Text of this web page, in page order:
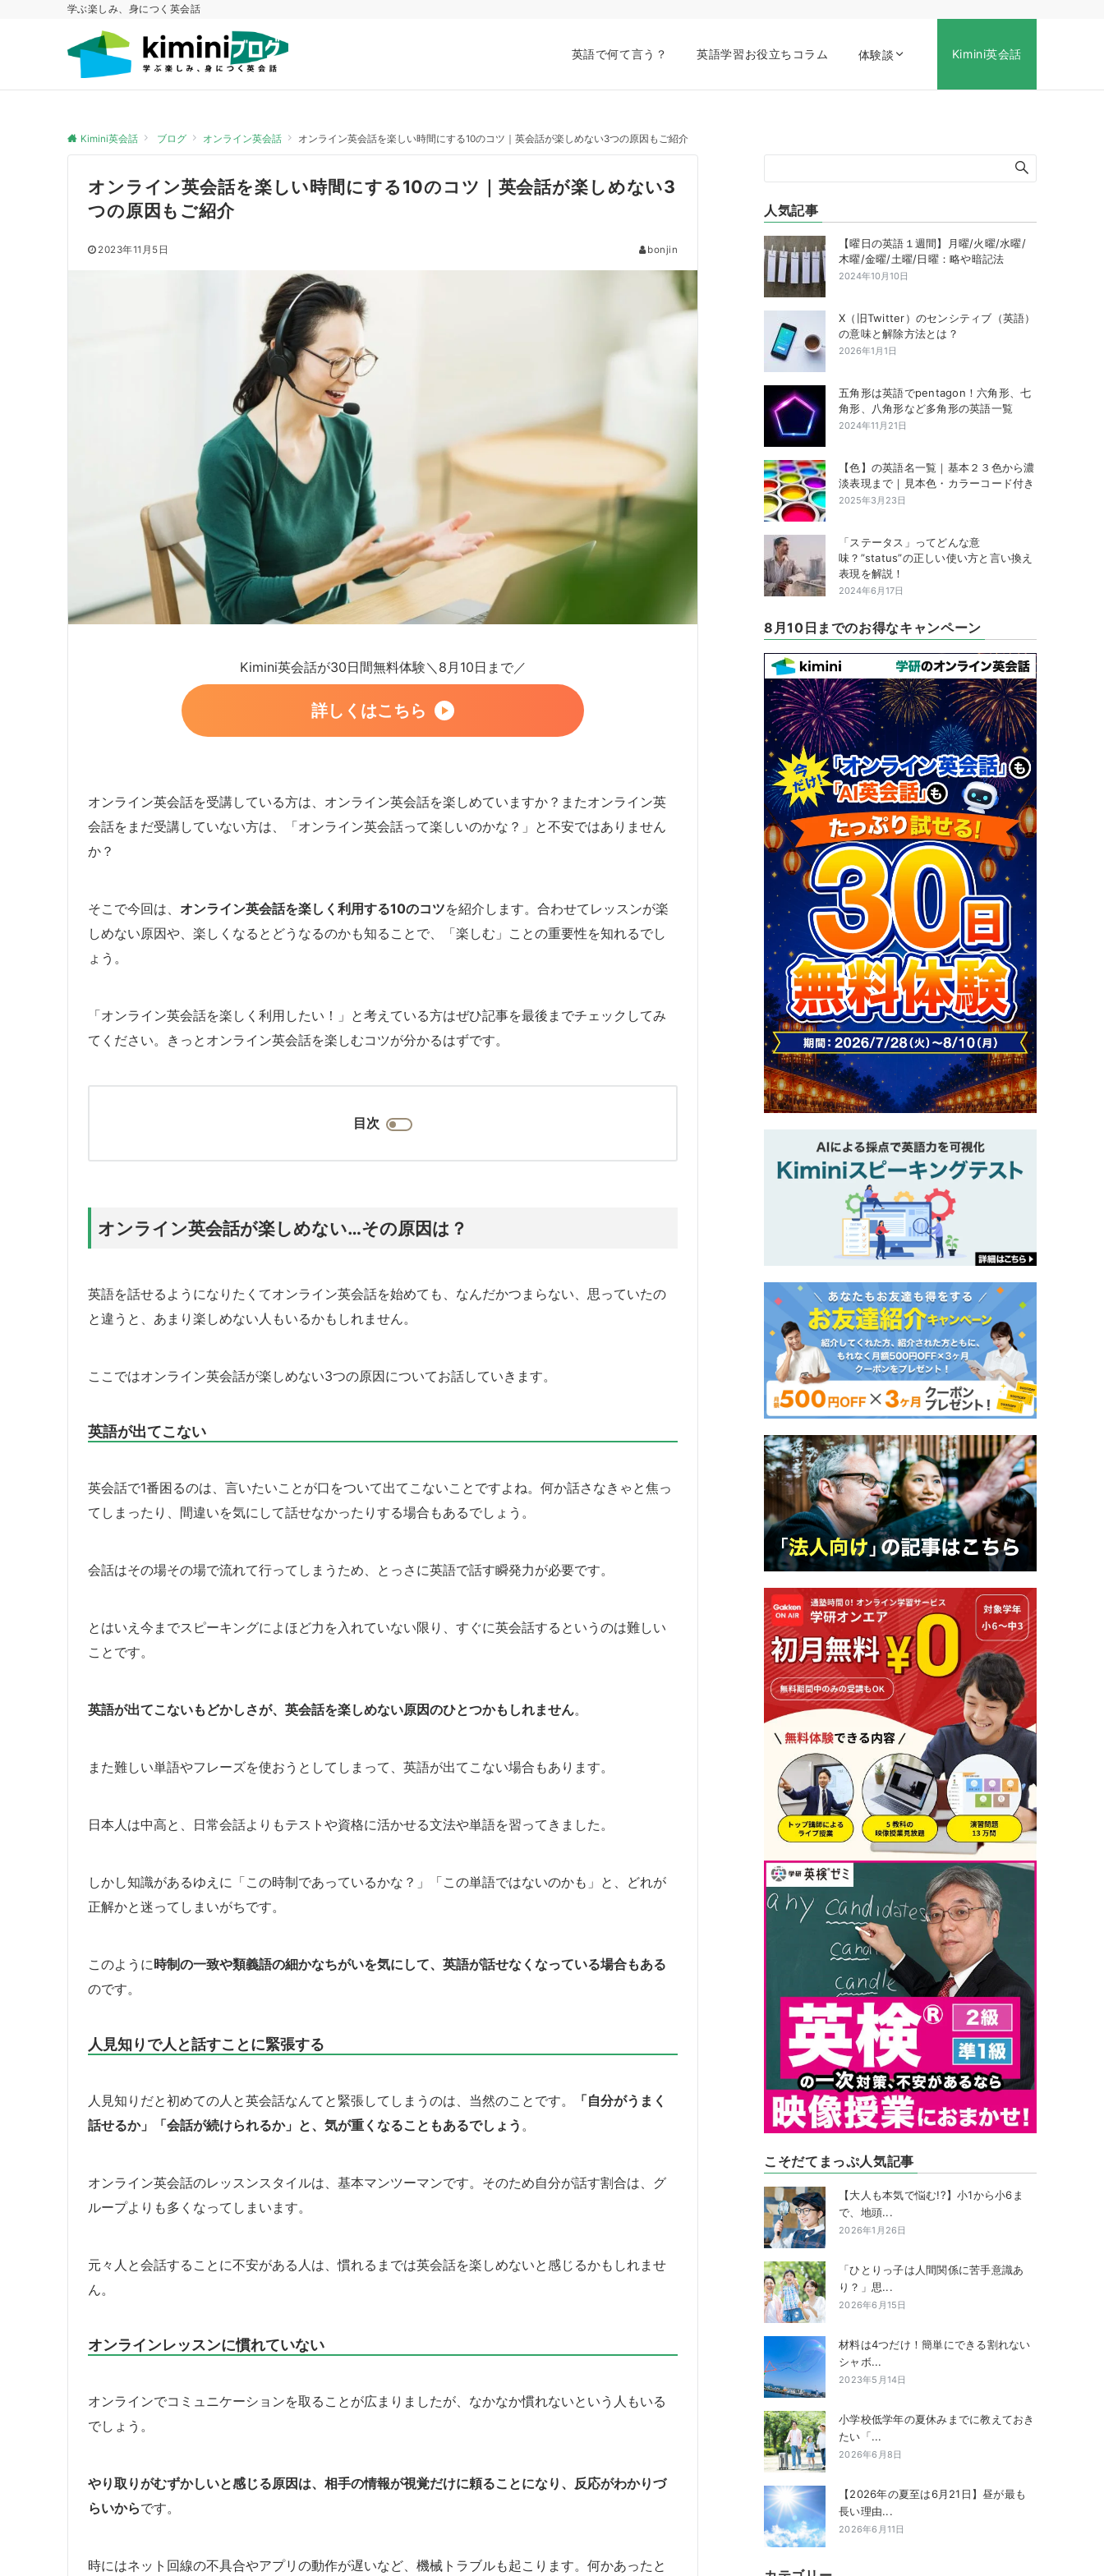
学ぶ楽しみ、身につく英会話
英語で何て言う？ 英語学習お役立ちコラム 体験談 Kimini英会話
Kimini英会話 ブログ オンライン英会話 オンライン英会話を楽しい時間にする10のコツ｜英会話が楽しめない3つの原因もご紹介
オンライン英会話を楽しい時間にする10のコツ｜英会話が楽しめない3
つの原因もご紹介
2023年11月5日 bonjin
Kimini英会話が30日間無料体験＼8月10日まで／
詳しくはこちら
オンライン英会話を受講している方は、オンライン英会話を楽しめていますか？またオンライン英
会話をまだ受講していない方は、「オンライン英会話って楽しいのかな？」と不安ではありません
か？
そこで今回は、 オンライン英会話を楽しく利用する10のコツを紹介します。合わせてレッスンが楽
しめない原因や、楽しくなるとどうなるのかも知ることで、「楽しむ」ことの重要性を知れるでし
ょう。
「オンライン英会話を楽しく利用したい！」と考えている方はぜひ記事を最後までチェックしてみ
てください。きっとオンライン英会話を楽しむコツが分かるはずです。
目次
オンライン英会話が楽しめない…その原因は？
英語を話せるようになりたくてオンライン英会話を始めても、なんだかつまらない、思っていたの
と違うと、あまり楽しめない人もいるかもしれません。
ここではオンライン英会話が楽しめない3つの原因についてお話していきます。
英語が出てこない
英会話で1番困るのは、言いたいことが口をついて出てこないことですよね。何か話さなきゃと焦っ
てしまったり、間違いを気にして話せなかったりする場合もあるでしょう。
会話はその場その場で流れて行ってしまうため、とっさに英語で話す瞬発力が必要です。
とはいえ今までスピーキングによほど力を入れていない限り、すぐに英会話するというのは難しい
ことです。
英語が出てこないもどかしさが、英会話を楽しめない原因のひとつかもしれません。
また難しい単語やフレーズを使おうとしてしまって、英語が出てこない場合もあります。
日本人は中高と、日常会話よりもテストや資格に活かせる文法や単語を習ってきました。
しかし知識があるゆえに「この時制であっているかな？」「この単語ではないのかも」と、どれが
正解かと迷ってしまいがちです。
このように時制の一致や類義語の細かなちがいを気にして、英語が話せなくなっている場合もある
のです。
人見知りで人と話すことに緊張する
人見知りだと初めての人と英会話なんてと緊張してしまうのは、当然のことです。
「自分がうまく
話せるか」「会話が続けられるか」と、気が重くなることもあるでしょう 。
オンライン英会話のレッスンスタイルは、基本マンツーマンです。そのため自分が話す割合は、グ
ループよりも多くなってしまいます。
元々人と会話することに不安がある人は、慣れるまでは英会話を楽しめないと感じるかもしれませ
ん。
オンラインレッスンに慣れていない
オンラインでコミュニケーションを取ることが広まりましたが、なかなか慣れないという人もいる
でしょう。
やり取りがむずかしいと感じる原因は、相手の情報が視覚だけに頼ることになり、反応がわかりづ
らいからです。
時にはネット回線の不具合やアプリの動作が遅いなど、機械トラブルも起こります。何かあったと
人気記事
【曜日の英語１週間】月曜/火曜/水曜/
木曜/金曜/土曜/日曜：略や暗記法
2024年10月10日
X（旧Twitter）のセンシティブ（英語）
の意味と解除方法とは？
2026年1月1日
五角形は英語でpentagon！六角形、七
角形、八角形など多角形の英語一覧
2024年11月21日
【色】の英語名一覧｜基本２３色から濃
淡表現まで｜見本色・カラーコード付き
2025年3月23日
「ステータス」ってどんな意
味？”status”の正しい使い方と言い換え
表現を解説！
2024年6月17日
8月10日までのお得なキャンペーン
こそだてまっぷ人気記事
【大人も本気で悩む!?】小1から小6ま
で、地頭...
2026年1月26日
「ひとりっ子は人間関係に苦手意識あ
り？」思...
2026年6月15日
材料は4つだけ！簡単にできる割れない
シャボ...
2023年5月14日
小学校低学年の夏休みまでに教えておき
たい「...
2026年6月8日
【2026年の夏至は6月21日】昼が最も
長い理由...
2026年6月11日